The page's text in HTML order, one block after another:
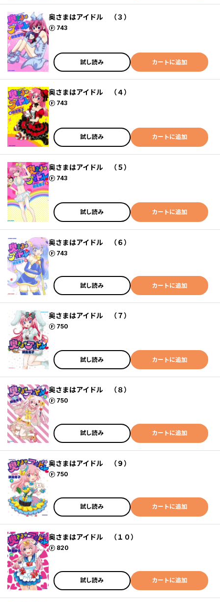
奥さまはアイドル （３）
743
ポイント
試し読み カートに追加
奥さまはアイドル （４）
743
ポイント
試し読み カートに追加
奥さまはアイドル （５）
743
ポイント
試し読み カートに追加
奥さまはアイドル （６）
743
ポイント
試し読み カートに追加
奥さまはアイドル （７）
750
ポイント
試し読み カートに追加
奥さまはアイドル （８）
750
ポイント
試し読み カートに追加
奥さまはアイドル （９）
750
ポイント
試し読み カートに追加
奥さまはアイドル （１０）
820
ポイント
試し読み カートに追加